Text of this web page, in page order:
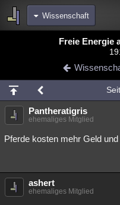
Wissenschaft
Chat Wiki Neuigkeiten
meine Rubriken
Menschen Wissenschaft
Spiritualität
weitere Rubriken
Philosophie Träume
Freie Energie
Pantheratigris
ehemaliges Mitglied
Pferde kosten mehr Geld
ashert
ehemaliges Mitglied